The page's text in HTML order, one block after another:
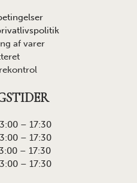
af varer
– 17:30
– 17:30
– 17:30
– 17:30